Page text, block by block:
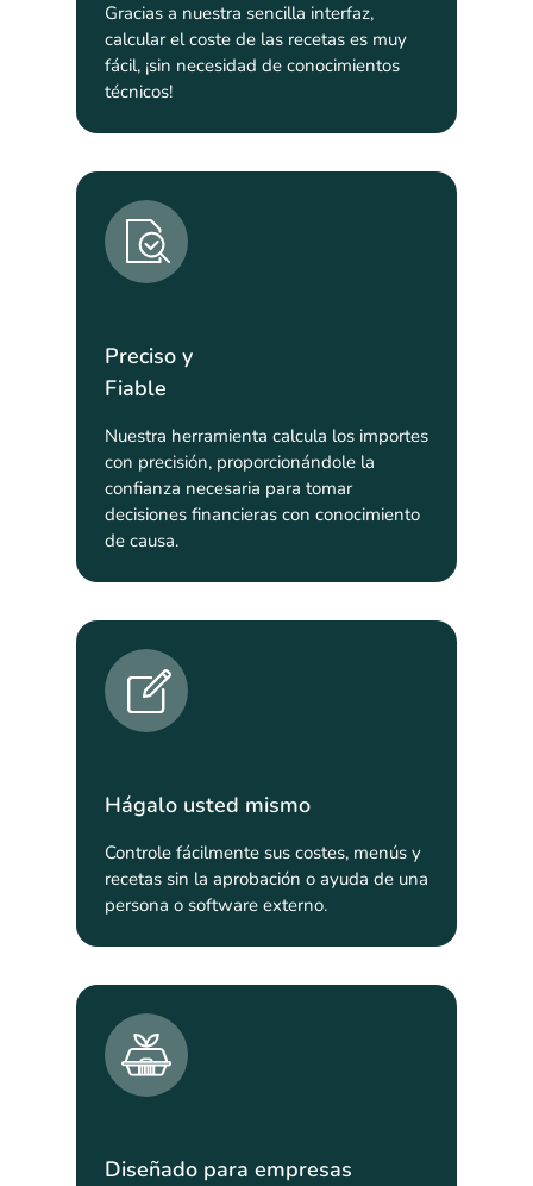
Gracias a nuestra sencilla interfaz,
calcular el coste de las recetas es muy
fácil, ¡sin necesidad de conocimientos
técnicos!
Preciso y
Fiable
Nuestra herramienta calcula los importes
con precisión, proporcionándole la
confianza necesaria para tomar
decisiones financieras con conocimiento
de causa.
Hágalo usted mismo
Controle fácilmente sus costes, menús y
recetas sin la aprobación o ayuda de una
persona o software externo.
Diseñado para empresas